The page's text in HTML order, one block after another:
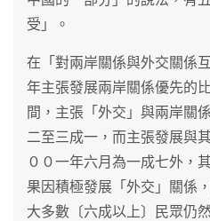
受」。
在「對兩岸關係與外交關係
年主張發展兩岸關係優先的
間，主張「外交」與兩岸關
二至三成一，而主張發展與
００一年六月為一成七外，
果因積極發展「外交」關係
大多數〔六成以上〕民眾仍